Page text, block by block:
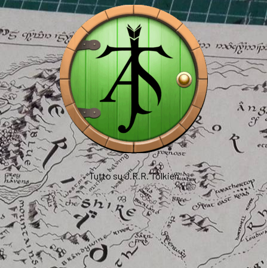
Tutto su J.R.R. Tolkien